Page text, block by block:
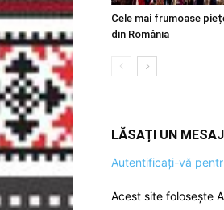
Cele mai frumoase
din România
LĂSAȚI UN MESAJ
Autentificați-vă
Acest site folosește